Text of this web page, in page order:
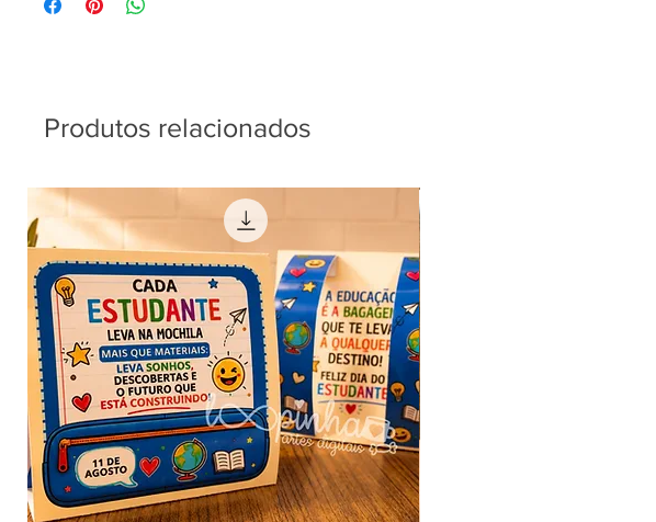
Produtos relacionados